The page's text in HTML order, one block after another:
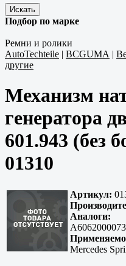
Подбор по марке
Ремни и ролики
AutoTechteile | BCGUMA |
другие
Механизм
генератора
601.943 (без
01310
Артикул:
Аналоги:
A6062000073
Mercedes